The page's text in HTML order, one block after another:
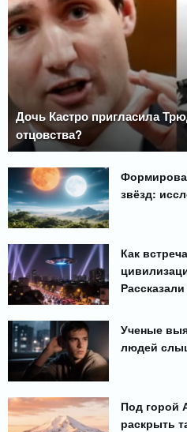
Дочь Кастро пригласила
отцовства?
звёзд:
Как
Ученые
людей
Под горой
раскрыть